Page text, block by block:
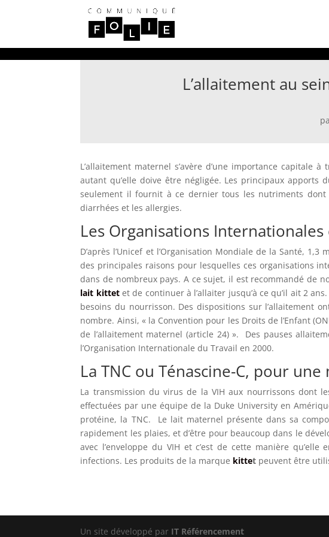
L’allaitement au
L’allaitement maternel s’avère d’une importance capitale
autant qu’elle doive être négligée. Les principaux
seulement il fournit à ce dernier tous les nutriments
diarrhées et les allergies.
Les Organisations
D’après l’Unicef et l’Organisation Mondiale de la Santé,
des principales raisons pour lesquelles ces organisations
dans de nombreux pays. A ce sujet, il est recommandé de
lait kittet et de continuer à l’allaiter jusqu’à ce qu’il ait 2
besoins du nourrisson. Des dispositions sur l’allaitement
nombre. Ainsi, « la Convention pour les Droits de l’Enfant
de l’allaitement maternel (article 24) ». Des pauses
l’Organisation Internationale du Travail en 2000.
La TNC ou Ténascine-C, pour
La transmission du virus de la VIH aux nourrissons dont
effectuées par une équipe de la Duke University en
protéine, la TNC. Le lait maternel présente dans sa
rapidement les plaies, et d’être pour beaucoup dans le
avec l’enveloppe du VIH et c’est de cette manière
infections. Les produits de la marque kittet peuvent être
Un site développé par IT Référencement